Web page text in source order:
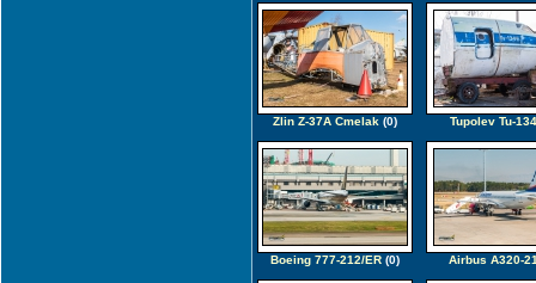
Zlin Z-37A Cmelak (0) Tupolev Tu-
Boeing 777-212/ER (0) Airbus A320-